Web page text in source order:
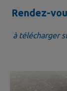
Rendez-
à télécharger